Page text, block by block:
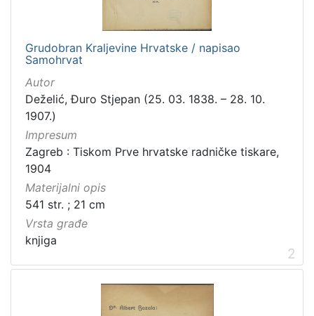
Grudobran Kraljevine Hrvatske / napisao
Samohrvat
Autor
Deželić, Đuro Stjepan (25. 03. 1838. – 28. 10.
1907.)
Impresum
Zagreb : Tiskom Prve hrvatske radničke tiskare,
1904
Materijalni opis
541 str. ; 21 cm
Vrsta građe
knjiga
2